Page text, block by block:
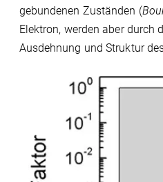
gebundenen Zuständen (
Elektron, werden aber
Ausdehnung und Struktur